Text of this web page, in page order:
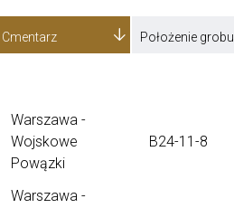
Cmentarz Położenie grobu
Warszawa -
Wojskowe
Powązki
B24-11-8
Warszawa -